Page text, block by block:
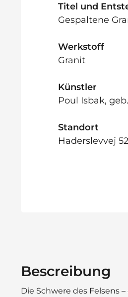
Titel und
Gespaltene
Werkstoff
Granit
Künstler
Poul Isbak,
Standort
Haderslevvej
Bescreibung
Die Schwere des Felsens